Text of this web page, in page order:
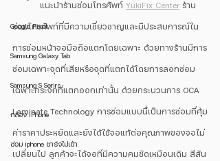
Google Pixel
Samsung Galaxy Tab
Samsung S Serirs
กล้อง iPhone
ซ่อม iphone ชาร์จไม่เข้า
	แนะนำร้านซ่อมโทรศัพท์
YukiFix Center ร้าน
ซ่อมโทรศัพท์ที่มีความเชี่ยวชาญและมีประสบการณ์ใน
การซ่อมหน้าจอมือถือแตกโดยเฉพาะ ด้วยทางร้านมีการ
ซ่อมเฉพาะจุดที่เสียหรือจุดที่แตกได้โดยการลอกซ่อม
เฉพาะกระจกที่แตกออกเท่านั้น ด้วยกระบวนการ OCA
Laminate Technology การซ่อมแบบนี้เป็นการซ่อมที่คุ้ม
ค่าราคาประหยัดและยังได้ใช้จอแท้ต่อคุณภาพของจอไม่
เปลี่ยนไป ลูกค้าจะได้จอที่มีความคมชัดเหมือนเดิม สีสัน